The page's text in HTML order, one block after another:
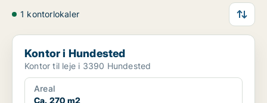
1 kontorlokaler
Kontor i Hundested
Kontor i Hundested
Kontor til leje i 3390 Hundested
Areal
Ca. 270 m2